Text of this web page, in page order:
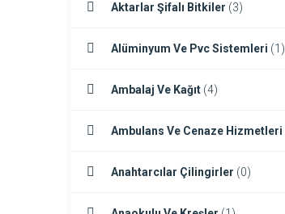
Aktarlar Şifalı Bitkiler (3)
Alüminyum Ve Pvc Sistemleri (1)
Ambalaj Ve Kağıt (4)
Ambulans Ve Cenaze Hizmetleri
Anahtarcılar Çilingirler (0)